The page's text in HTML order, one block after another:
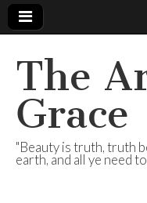
The
Grace
"Beauty is truth, truth
earth, and all ye need